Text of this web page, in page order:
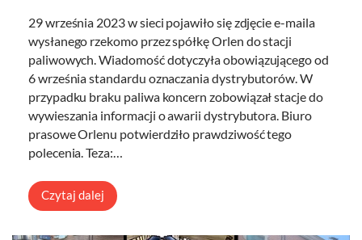
29 września 2023 w sieci pojawiło się zdjęcie e-maila
wysłanego rzekomo przez spółkę Orlen do stacji
paliwowych. Wiadomość dotyczyła obowiązującego od
6 września standardu oznaczania dystrybutorów. W
przypadku braku paliwa koncern zobowiązał stacje do
wywieszania informacji o awarii dystrybutora. Biuro
prasowe Orlenu potwierdziło prawdziwość tego
polecenia. Teza:…
Czytaj dalej